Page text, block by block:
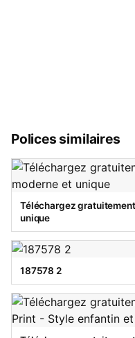
Polices similaires
Téléchargez
unique
187578 2